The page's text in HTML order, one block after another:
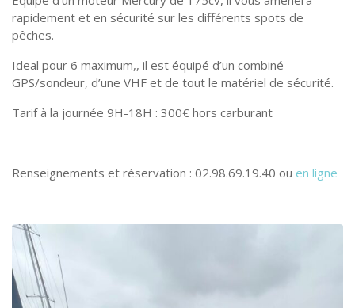
rapidement et en sécurité sur les différents spots de
pêches.
Ideal pour 6 maximum,, il est équipé d’un combiné
GPS/sondeur, d’une VHF et de tout le matériel de sécurité.
Tarif à la journée 9H-18H : 300€ hors carburant
Renseignements et réservation : 02.98.69.19.40 ou en ligne